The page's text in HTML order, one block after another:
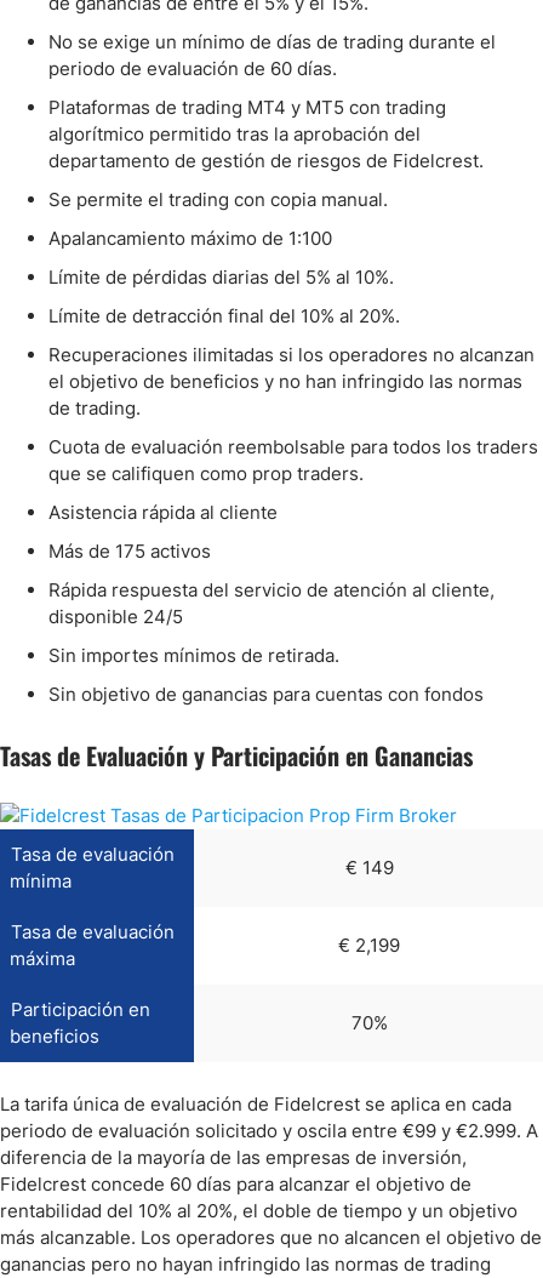
No se exige un mínimo de días de trading durante el
periodo de evaluación de 60 días.
Plataformas de trading MT4 y MT5 con trading
algorítmico permitido tras la aprobación del
departamento de gestión de riesgos de Fidelcrest.
Se permite el trading con copia manual.
Apalancamiento máximo de 1:100
Límite de pérdidas diarias del 5% al 10%.
Límite de detracción final del 10% al 20%.
Recuperaciones ilimitadas si los operadores no alcanzan
el objetivo de beneficios y no han infringido las normas
de trading.
Cuota de evaluación reembolsable para todos los traders
que se califiquen como prop traders.
Asistencia rápida al cliente
Más de 175 activos
Rápida respuesta del servicio de atención al cliente,
disponible 24/5
Sin importes mínimos de retirada.
Sin objetivo de ganancias para cuentas con fondos
Tasas de Evaluación y Participación en Ganancias
Tasa de evaluación
mínima
€ 149
Tasa de evaluación
máxima
€ 2,199
Participación en
beneficios
70%
La tarifa única de evaluación de Fidelcrest se aplica en cada
periodo de evaluación solicitado y oscila entre €99 y €2.999. A
diferencia de la mayoría de las empresas de inversión,
Fidelcrest concede 60 días para alcanzar el objetivo de
rentabilidad del 10% al 20%, el doble de tiempo y un objetivo
más alcanzable. Los operadores que no alcancen el objetivo de
ganancias pero no hayan infringido las normas de trading